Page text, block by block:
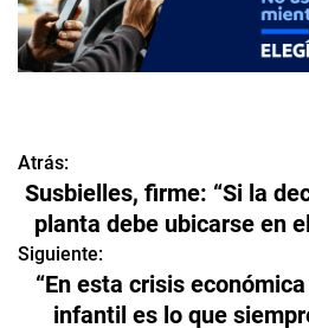
N
v
Atrás:
Susbielles, firme: “Si la
planta debe ubicarse en
Siguiente:
“En esta crisis
infantil es lo que